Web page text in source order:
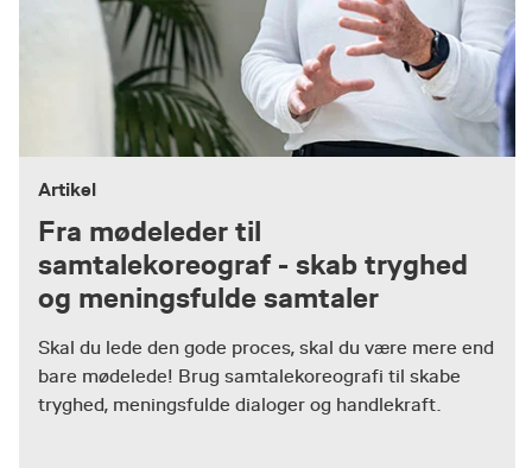
Artikel
Fra mødeleder til
samtalekoreograf - skab tryghed
og meningsfulde samtaler
Skal du lede den gode proces, skal du være mere end
bare mødelede! Brug samtalekoreografi til skabe
tryghed, meningsfulde dialoger og handlekraft.